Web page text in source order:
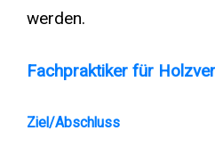
werden.
Fachpraktiker für
Ziel/Abschluss